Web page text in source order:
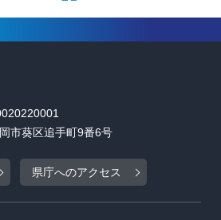
市葵区追手町9番6号
県庁へのアクセス